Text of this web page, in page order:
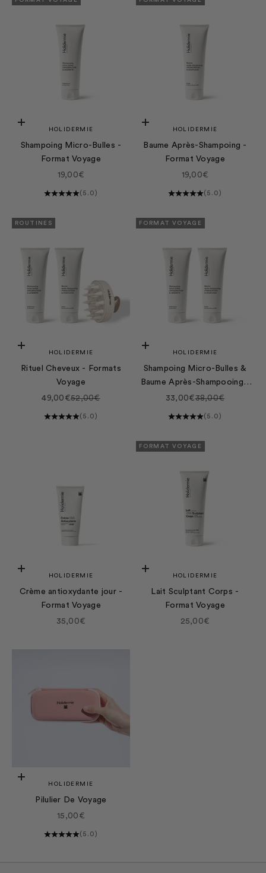
Ajouter au panier
HOLIDERMIE
Shampoing Micro-Bulles -
Format Voyage
Prix de vente
19,00€
(5.0)
Ajouter au panier
HOLIDERMIE
Baume Après-Shampoing -
Format Voyage
Prix de vente
19,00€
(5.0)
ROUTINES
Ajouter au panier
HOLIDERMIE
Rituel Cheveux - Formats
Voyage
Prix de vente
49,00€Prix normal
52,00€
(5.0)
FORMAT VOYAGE
Ajouter au panier
HOLIDERMIE
Shampoing Micro-Bulles &
Baume Après-Shampooing -
Format Voyage
Prix de vente
33,00€Prix normal
38,00€
(5.0)
Ajouter au panier
HOLIDERMIE
Crème antioxydante jour -
Format Voyage
Prix de vente
35,00€
FORMAT VOYAGE
Ajouter au panier
HOLIDERMIE
Lait Sculptant Corps -
Format Voyage
Prix de vente
25,00€
Ajouter au panier
HOLIDERMIE
Pilulier De Voyage
Prix de vente
15,00€
(5.0)